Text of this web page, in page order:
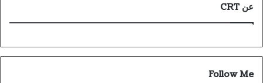
عن CRT
Follow Me